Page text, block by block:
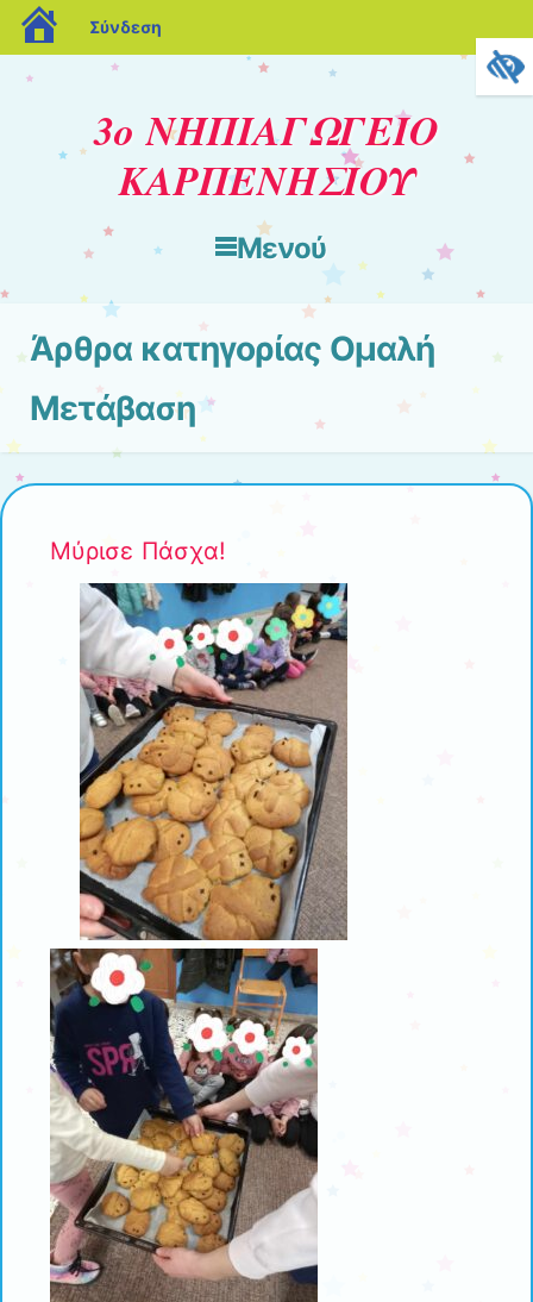
blogs.sch.gr
Σύνδεση
3ο ΝΗΠΙΑΓΩΓΕΙΟ
ΚΑΡΠΕΝΗΣΙΟΥ
Μενού
Μετάβαση στο περιεχόμενο
Άρθρα κατηγορίας Ομαλή
Μετάβαση
Μύρισε Πάσχα!